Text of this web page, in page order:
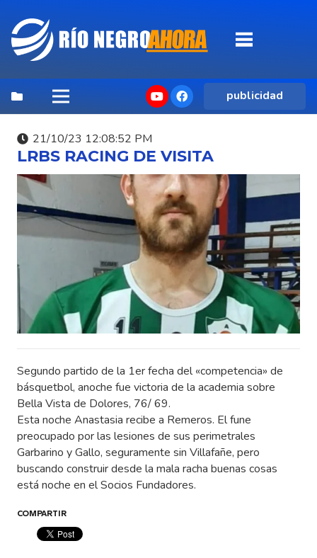
publicidad
21/10/23 12:08:52 PM
LRBS RACING DE VISITA
Segundo partido de la 1er fecha del «competencia» de
básquetbol, anoche fue victoria de la academia sobre
Bella Vista de Dolores, 76/ 69.
Esta noche Anastasia recibe a Remeros. El fune
preocupado por las lesiones de sus perimetrales
Garbarino y Gallo, seguramente sin Villafañe, pero
buscando construir desde la mala racha buenas cosas
está noche en el Socios Fundadores.
COMPARTIR